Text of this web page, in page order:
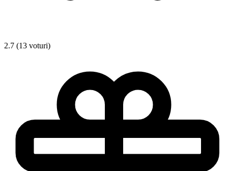
2.7 (13 voturi)